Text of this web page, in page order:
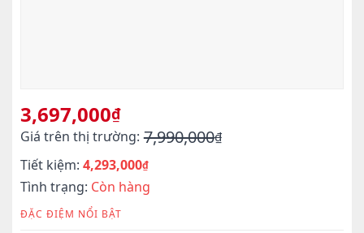
7,990,000₫
gốc
là:
7,990,000₫.
3,697,000₫
hiện
tại
là:
3,697,000₫.
Giá trên thị trường:
Tiết kiệm: 4,293,000₫
Tình trạng: Còn hàng
ĐẶC ĐIỆM NỔI BẬT